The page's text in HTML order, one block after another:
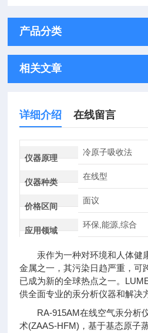
产品分类
相关文章
详细介绍 在线留言
仪器原理
冷原子吸收法
仪器种类
在线型
价格区间
面议
应用领域
环保,能源,综合
汞作为一种对环境和人体健
金属之一，其污染日趋严重，可
已成为新的全球热点之一。
供全面专业的汞分析仪器和解决
RA-915AM在线空气汞分析
术(ZAAS-HFM)，基于基态原子